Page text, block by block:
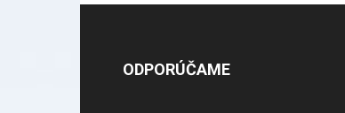
ODPORÚČAME